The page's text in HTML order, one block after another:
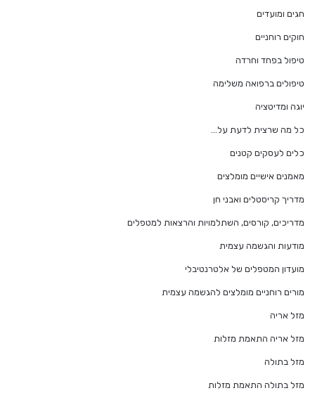
חגים ומועדים
חוקים רוחניים
טיפול בפחד וחרדה
טיפולים ברפואה משלימה
יוגה ומדיטציה
כל מה שרצית לדעת על…
כלים לעסקים קטנים
מאמנים אישיים מומלצים
מדריך קריסטלים ואבני חן
מדריכים, קורסים, השתלמויות והרצאות למטפלים
מודעות והגשמה עצמית
מועדון המטפלים של אלטרנטיבלי
מורים רוחניים מומלצים להגשמה עצמית
מזל אריה
מזל אריה התאמת מזלות
מזל בתולה
מזל בתולה התאמת מזלות